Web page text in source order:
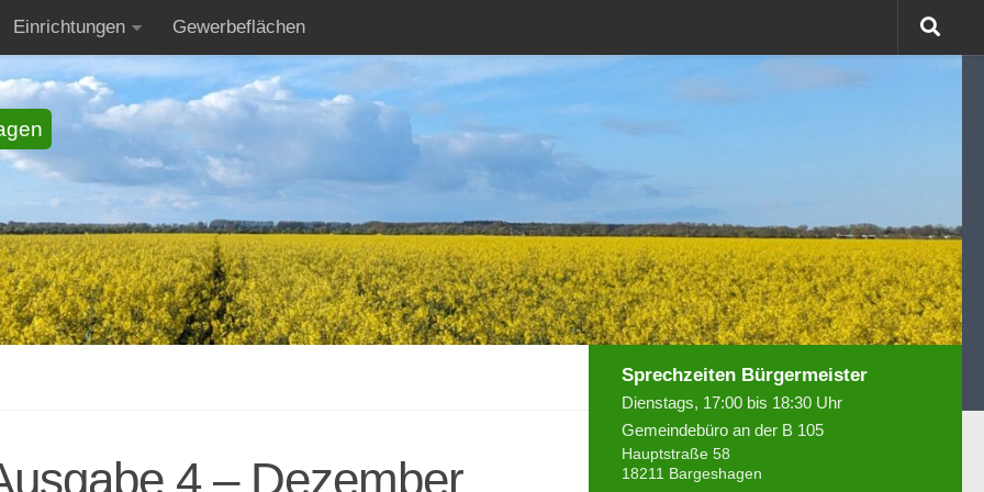
Einrichtungen Gewerbeflächen
4 – Dezember
Sprechzeiten Bürgermeister
Dienstags, 17:00 bis 18:30 Uhr
Gemeindebüro an der B 105
Hauptstraße 58
18211 Bargeshagen